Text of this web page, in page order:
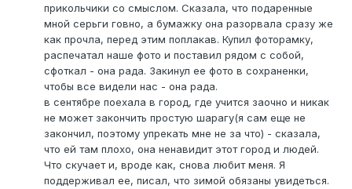
прикольчики со смыслом. Сказала, что подаренные
мной серьги говно, а бумажку она разорвала сразу же
как прочла, перед этим поплакав. Купил фоторамку,
распечатал наше фото и поставил рядом с собой,
сфоткал - она рада. Закинул ее фото в сохраненки,
чтобы все видели нас - она рада.
в сентябре поехала в город, где учится заочно и никак
не может закончить простую шарагу(я сам еще не
закончил, поэтому упрекать мне не за что) - сказала,
что ей там плохо, она ненавидит этот город и людей.
Что скучает и, вроде как, снова любит меня. Я
поддерживал ее, писал, что зимой обязаны увидеться.